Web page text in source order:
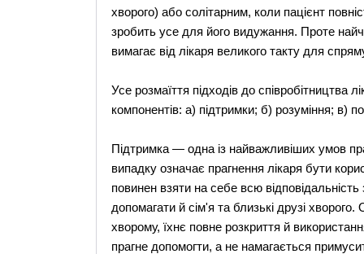
хворого) або солітарним, коли пацієнт
зробить усе для його видужання. Проте
вимагає від лікаря великого такту для
Усе розмаїття підходів до співробітництва
компонентів: а) підтримки; б) розуміння; в)
Підтримка — одна із найважливіших умов
випадку означає прагнення лікаря бути
повинен взяти на себе всю відповідальність
допомагати й сім'я та близькі друзі
хворому, їхнє повне розкриття й
прагне допомогти, а не намагається